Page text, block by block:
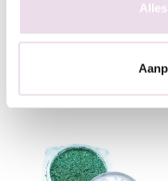
+ In winkelwagen